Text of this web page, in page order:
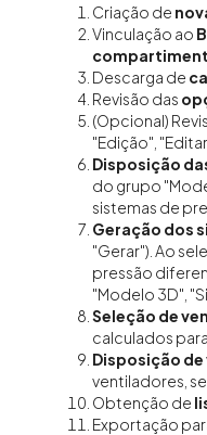
Criação de
Vinculação ao
Descarga de
Revisão das
(Opcional)
"Edição",
Disposição
do grupo
sistemas de
Geração dos
"Gerar"). Ao
pressão
"Modelo 3D",
Seleção de
calculados
Disposição
ventiladores,
Obtenção de
Exportação